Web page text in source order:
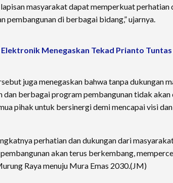
masyarakat dapat memperkuat perhatian
pembangunan di berbagai bidang,” ujarnya.
Menegaskan Tekad Prianto
juga menegaskan bahwa tanpa dukungan
dan berbagai program pembangunan tidak
pihak untuk bersinergi demi mencapai visi
perhatian dan dukungan dari
akan terus berkembang,
Raya menuju Mura Emas 2030.(JM)